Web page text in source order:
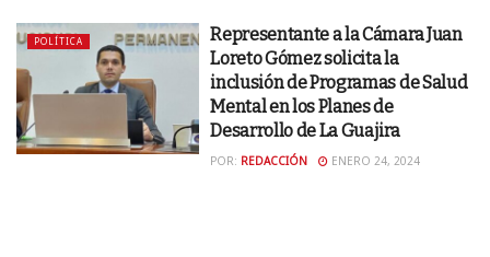
POLÍTICA
Representante a la Cámara Juan
Loreto Gómez solicita la
inclusión de Programas de Salud
Mental en los Planes de
Desarrollo de La Guajira
POR: REDACCIÓN ENERO 24, 2024